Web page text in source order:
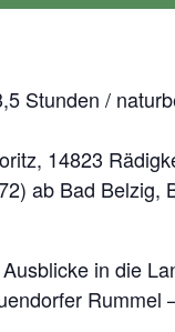
Stunden /
14823
ab Bad Belzig,
in die
Rummel